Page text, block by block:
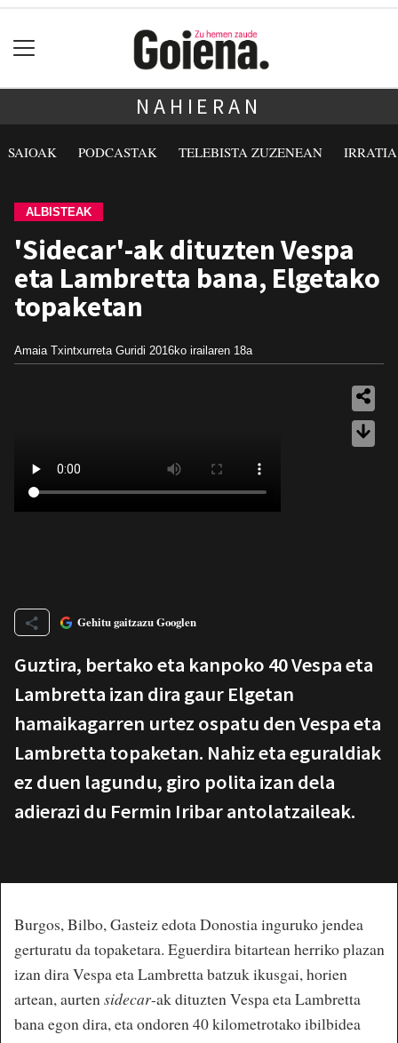
NAHIERAN
SAIOAK PODCASTAK TELEBISTA ZUZENEAN
ALBISTEAK
'Sidecar'-ak dituzten Vespa
eta Lambretta bana, Elgetako
topaketan
Amaia Txintxurreta Guridi 2016ko irailaren 18a
Gehitu gaitzazu Googlen
Guztira, bertako eta kanpoko 40 Vespa eta
Lambretta izan dira gaur Elgetan
hamaikagarren urtez ospatu den Vespa eta
Lambretta topaketan. Nahiz eta eguraldiak
ez duen lagundu, giro polita izan dela
adierazi du Fermin Iribar antolatzaileak.
Burgos, Bilbo, Gasteiz edota Donostia inguruko jendea
gerturatu da topaketara. Eguerdira bitartean herriko plazan
izan dira Vespa eta Lambretta batzuk ikusgai, horien
artean, aurtensidecar-ak dituzten Vespa eta Lambretta
bana egon dira, eta ondoren 40 kilometrotako ibilbidea